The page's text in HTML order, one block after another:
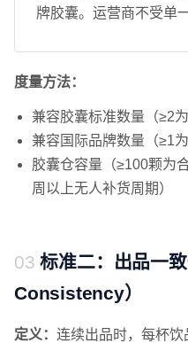
牌胶囊。运营商不受单
度量方法：
兼容胶囊标准数量（≥2
兼容国际品牌数量（≥1
胶囊仓容量（≥100颗
周以上无人补货周期）
标准二：出品一
Consistency）
定义： 连续出品时，每杯